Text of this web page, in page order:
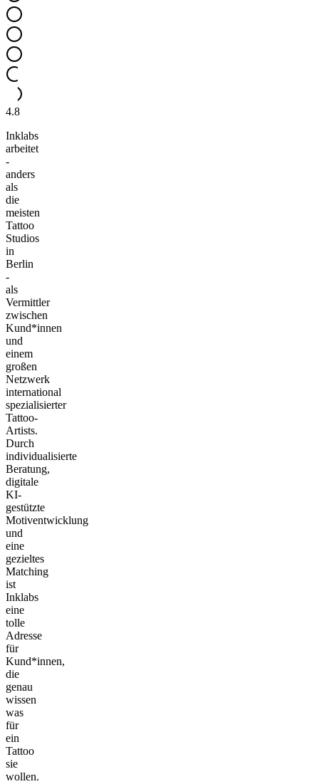
4.8
Inklabs
arbeitet
-
anders
als
die
meisten
Tattoo
Studios
in
Berlin
-
als
Vermittler
zwischen
Kund*innen
und
einem
großen
Netzwerk
international
spezialisierter
Tattoo-
Artists.
Durch
individualisierte
Beratung,
digitale
KI-
gestützte
Motiventwicklung
und
eine
gezieltes
Matching
ist
Inklabs
eine
tolle
Adresse
für
Kund*innen,
die
genau
wissen
was
für
ein
Tattoo
sie
wollen.